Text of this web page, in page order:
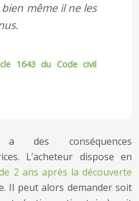
même il ne les
1643 du Code civil
a des conséquences
L’acheteur dispose en
2 ans après la découverte
Il peut alors demander soit